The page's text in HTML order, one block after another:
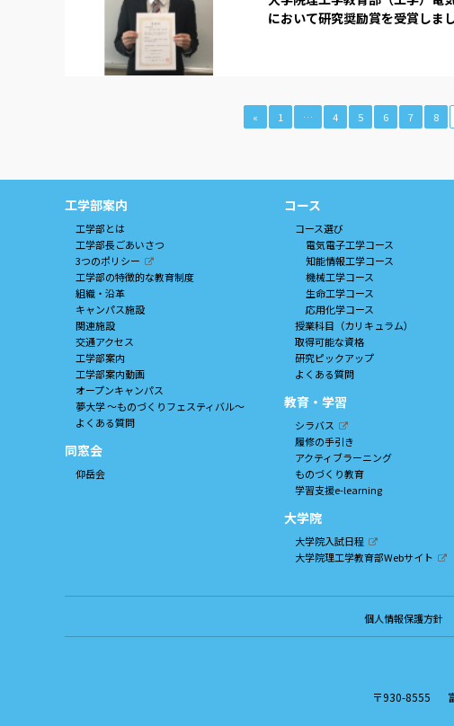
において研究奨励賞を受賞しま
« 1 … 4 5 6 7 8
工学部案内
工学部とは
工学部長ごあいさつ
3つのポリシー
工学部の特徴的な教育制度
組織・沿革
キャンパス施設
関連施設
交通アクセス
工学部案内
工学部案内動画
オープンキャンパス
夢大学 ～ものづくりフェスティバル～
よくある質問
同窓会
仰岳会
コース
コース選び
電気電子工学コース
知能情報工学コース
機械工学コース
生命工学コース
応用化学コース
授業科目（カリキュラム）
取得可能な資格
研究ピックアップ
よくある質問
教育・学習
シラバス
履修の手引き
アクティブラーニング
ものづくり教育
学習支援e-learning
大学院
大学院入試日程
大学院理工学教育部Webサイト
個人情報保護方針
〒930-8555